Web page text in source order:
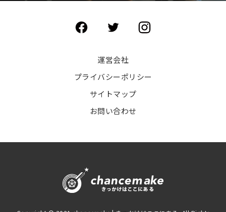
運営会社
プライバシーポリシー
サイトマップ
お問い合わせ